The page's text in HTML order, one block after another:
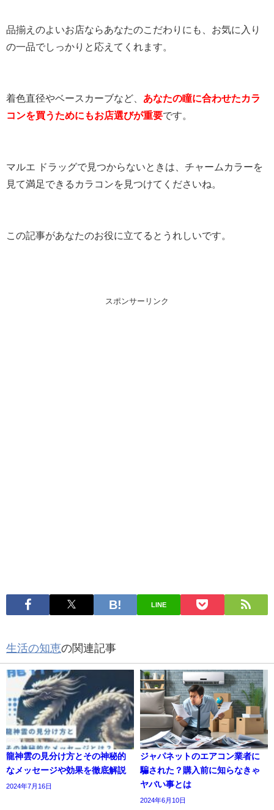
品揃えのよいお店ならあなたのこだわりにも、お気に入り
の一品でしっかりと応えてくれます。
着色直径やベースカーブなど、 あなたの瞳に合わせたカラ
コンを買うためにもお店選びが重要です。
マルエ ドラッグで見つからないときは、チャームカラーを
見て満足できるカラコンを見つけてくださいね。
この記事があなたのお役に立てるとうれしいです。
スポンサーリンク
LINE
生活の知恵の関連記事
龍神雲の見分け方とその神秘的
なメッセージや効果を徹底解説
2024年7月16日
ジャパネットのエアコン業者に
騙された？購入前に知らなきゃ
ヤバい事とは
2024年6月10日